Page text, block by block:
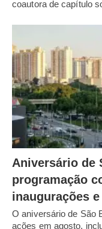
coautora de capítulo
Aniversário de
programação
inaugurações
O aniversário de São
ações em agosto,